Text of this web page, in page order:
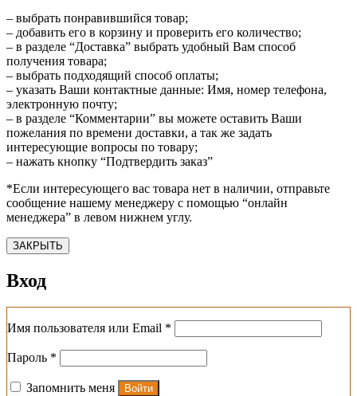
– выбрать понравившийся товар;
– добавить его в корзину и проверить его количество;
– в разделе “Доставка” выбрать удобный Вам способ
получения товара;
– выбрать подходящий способ оплаты;
– указать Ваши контактные данные: Имя, номер телефона,
электронную почту;
– в разделе “Комментарии” вы можете оставить Ваши
пожелания по времени доставки, а так же задать
интересующие вопросы по товару;
– нажать кнопку “Подтвердить заказ”
*Если интересующего вас товара нет в наличии, отправьте
сообщение нашему менеджеру с помощью “онлайн
менеджера” в левом нижнем углу.
ЗАКРЫТЬ
Вход
Имя пользователя или Email *
Пароль *
Запомнить меня Войти